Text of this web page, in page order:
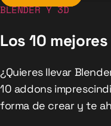
BLENDER Y 3D
Los 10
¿Quieres llevar
10 addons
forma de crear y te